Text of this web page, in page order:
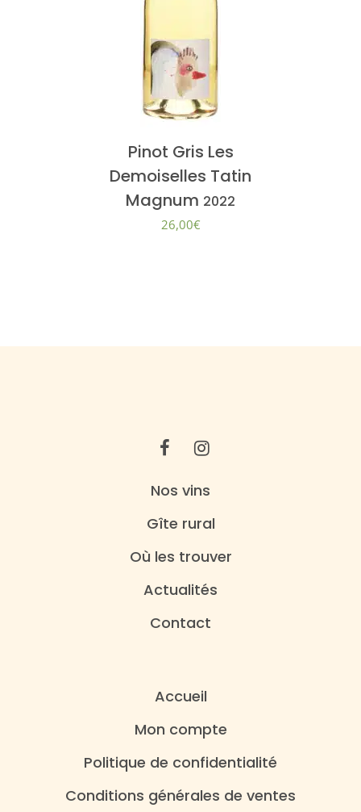
Pinot Gris Les
Demoiselles Tatin
Magnum 2022
26,00€
Nos vins
Gîte rural
Où les trouver
Actualités
Contact
Accueil
Mon compte
Politique de confidentialité
Conditions générales de ventes